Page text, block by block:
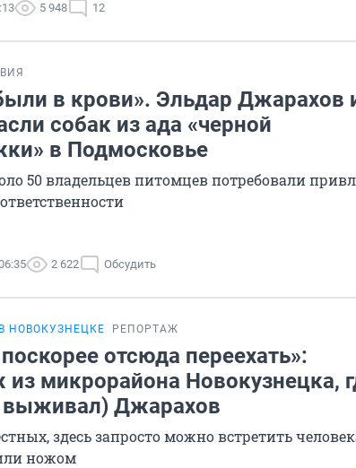
5 948 12
в крови». Эльдар Джарахов
собак из ада «черной
в Подмосковье
50 владельцев питомцев потребовали
2 622 Обсудить
НОВОКУЗНЕЦКЕ РЕПОРТАЖ
отсюда переехать»:
из микрорайона Новокузнецка,
Джарахов
здесь запросто можно встретить
ножом